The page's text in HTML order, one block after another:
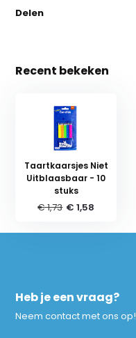
Delen
Recent bekeken
Taartkaarsjes Niet
Uitblaasbaar - 10
stuks
€ 1,73 € 1,58
Heb je een vraag?
Neem contact met ons op!